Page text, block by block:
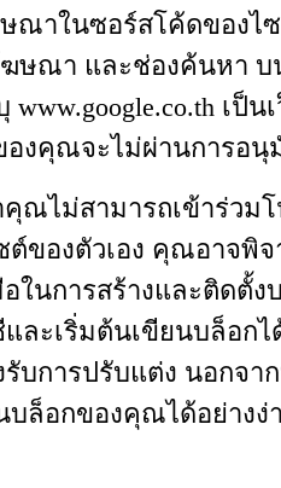
ณาในซอร์สโค้ดของไ
ษณา และช่องค้นหา บ
เป็น
งคุณจะไม่ผ่านการอนุ
ณไม่สามารถเข้าร่วม
ต์ของตัวเอง คุณอาจพิ
ในการสร้างและติดตั้
ละเริ่มต้นเขียนบล็อก
รับการปรับแต่ง นอกจ
บล็อกของคุณได้อย่างง่